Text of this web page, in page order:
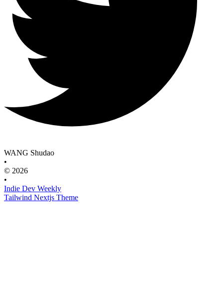
WANG Shudao
•
© 2026
•
Indie Dev Weekly
Tailwind Nextjs Theme